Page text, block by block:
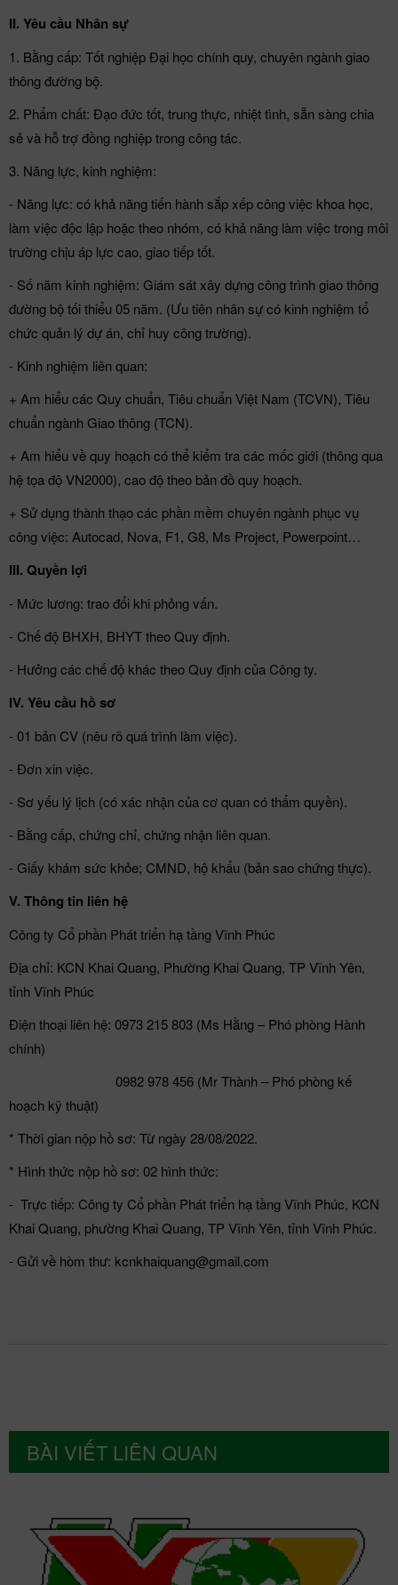
II. Yêu cầu Nhân sự
1. Bằng cấp: Tốt nghiệp Đại học chính quy, chuyên ngành giao
thông đường bộ.
2. Phẩm chất: Đạo đức tốt, trung thực, nhiệt tình, sẵn sàng chia
sẻ và hỗ trợ đồng nghiệp trong công tác.
3. Năng lực, kinh nghiệm:
- Năng lực: có khả năng tiến hành sắp xếp công việc khoa học,
làm việc độc lập hoặc theo nhóm, có khả năng làm việc trong môi
trường chịu áp lực cao, giao tiếp tốt.
- Số năm kinh nghiệm: Giám sát xây dựng công trình giao thông
đường bộ tối thiểu 05 năm. (Ưu tiên nhân sự có kinh nghiệm tổ
chức quản lý dự án, chỉ huy công trường).
- Kinh nghiệm liên quan:
+ Am hiểu các Quy chuẩn, Tiêu chuẩn Việt Nam (TCVN), Tiêu
chuẩn ngành Giao thông (TCN).
+ Am hiểu về quy hoạch có thể kiểm tra các mốc giới (thông qua
hệ tọa độ VN2000), cao độ theo bản đồ quy hoạch.
+ Sử dụng thành thạo các phần mềm chuyên ngành phục vụ
công việc: Autocad, Nova, F1, G8, Ms Project, Powerpoint…
III. Quyền lợi
- Mức lương: trao đổi khi phỏng vấn.
- Chế độ BHXH, BHYT theo Quy định.
- Hưởng các chế độ khác theo Quy định của Công ty.
IV. Yêu cầu hồ sơ
- 01 bản CV (nêu rõ quá trình làm việc).
- Đơn xin việc.
- Sơ yếu lý lịch (có xác nhận của cơ quan có thẩm quyền).
- Bằng cấp, chứng chỉ, chứng nhận liên quan.
- Giấy khám sức khỏe; CMND, hộ khẩu (bản sao chứng thực).
V. Thông tin liên hệ
Công ty Cổ phần Phát triển hạ tầng Vĩnh Phúc
Địa chỉ: KCN Khai Quang, Phường Khai Quang, TP Vĩnh Yên,
tỉnh Vĩnh Phúc
Điện thoại liên hệ: 0973 215 803 (Ms Hằng – Phó phòng Hành
chính)
0982 978 456 (Mr Thành – Phó phòng kế
hoạch kỹ thuật)
* Thời gian nộp hồ sơ: Từ ngày 28/08/2022.
* Hình thức nộp hồ sơ: 02 hình thức:
- Trực tiếp: Công ty Cổ phần Phát triển hạ tầng Vĩnh Phúc, KCN
Khai Quang, phường Khai Quang, TP Vĩnh Yên, tỉnh Vĩnh Phúc.
- Gửi về hòm thư: kcnkhaiquang@gmail.com
BÀI VIẾT LIÊN QUAN